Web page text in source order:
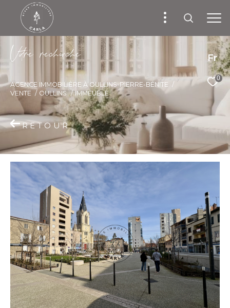
Fr
0
Vore recece
AGENCE IMMOBILIÈRE À OULLINS-PIERRE-BÉNITE
VENTE
OULLINS IMMEUBLE
RETOUR